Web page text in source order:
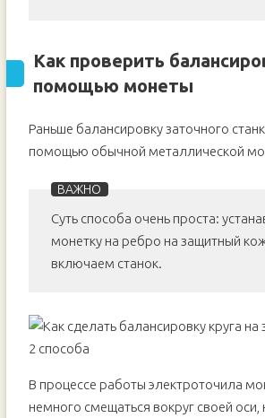
Как проверить
помощью монеты
Раньше балансировку заточного
помощью обычной металлической
Суть способа очень проста:
монетку на ребро на защитный
включаем станок.
В процессе работы электроточила
немного смещаться вокруг своей